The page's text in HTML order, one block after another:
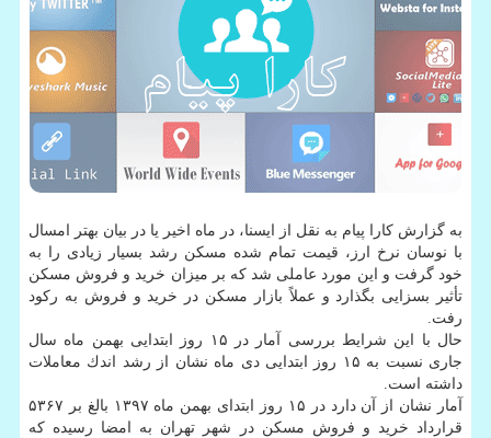
به گزارش كارا پیام به نقل از ایسنا، در ماه اخیر یا در بیان بهتر امسال
با نوسان نرخ ارز، قیمت تمام شده مسكن رشد بسیار زیادی را به
خود گرفت و این مورد عاملی شد كه بر میزان خرید و فروش مسكن
تأثیر بسزایی بگذارد و عملاً بازار مسكن در خرید و فروش به ركود
رفت.
حال با این شرایط بررسی آمار در ۱۵ روز ابتدایی بهمن ماه سال
جاری نسبت به ۱۵ روز ابتدایی دی ماه نشان از رشد اندك معاملات
داشته است.
آمار نشان از آن دارد در ۱۵ روز ابتدای بهمن ماه ۱۳۹۷ بالغ بر ۵۳۶۷
قرارداد خرید و فروش مسكن در شهر تهران به امضا رسیده كه